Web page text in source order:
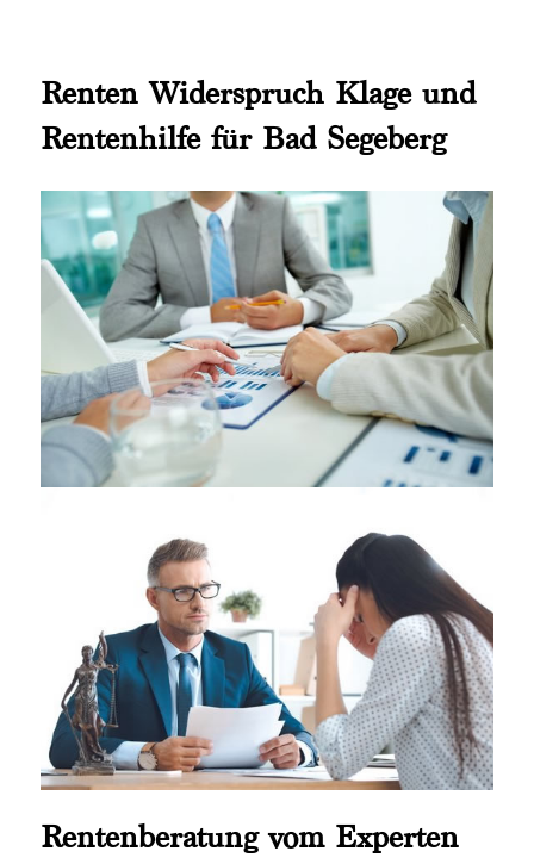
Renten Widerspruch Klage und
Rentenhilfe für Bad Segeberg
Rentenberatung vom Experten